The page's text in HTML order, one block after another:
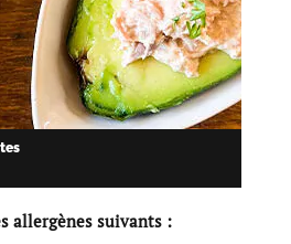
allergènes suivants :